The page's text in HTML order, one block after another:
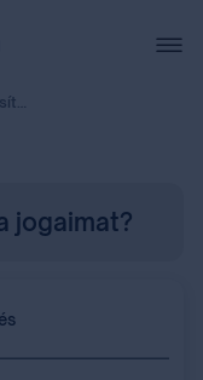
jogaimat?